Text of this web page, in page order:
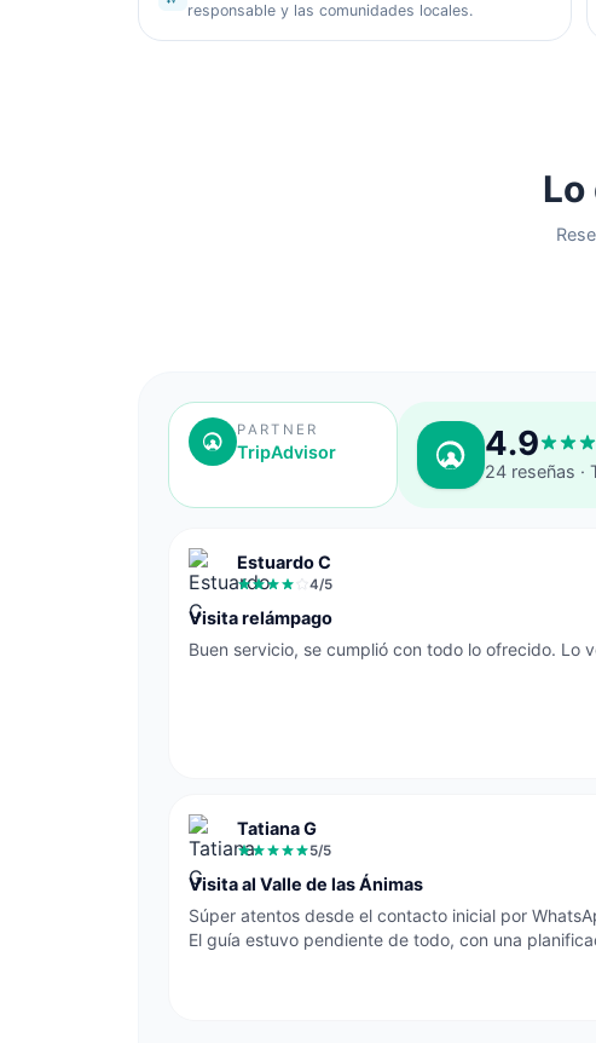
responsable y las comunidades locales.
PARTNER
TripAdvisor 4.9
24 reseñas ·
Estuardo C
4/5
Visita relámpago
Buen servicio, se cumplió con todo lo ofrecido. Lo
Tatiana G
5/5
Visita al Valle de las Ánimas
Súper atentos desde el contacto inicial por
El guía estuvo pendiente de todo, con una